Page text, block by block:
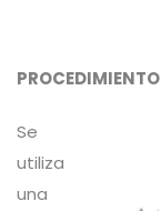
PROCEDIMIENTO
Se
utiliza
una